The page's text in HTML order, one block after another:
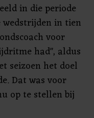
in die periode
wedstrijden in tien
voor
had", aldus
seizoen het doel
Dat was voor
op te stellen bij